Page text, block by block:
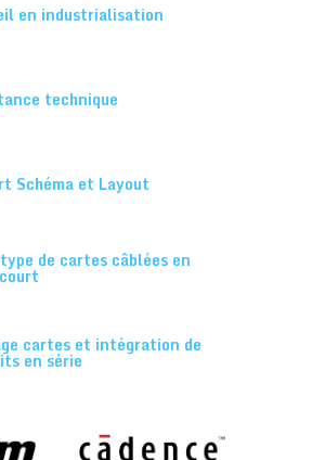
en industrialisation
technique
Schéma et Layout
de cartes câblées en
cartes et intégration de
en série